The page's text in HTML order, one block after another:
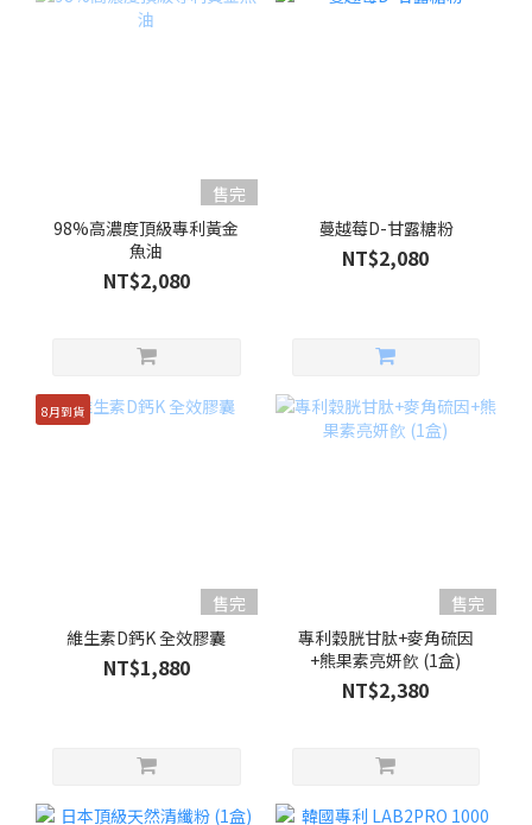
售完
98%高濃度頂級專利黃金
魚油
NT$2,080
蔓越莓D-甘露糖粉
NT$2,080
8月到貨
售完
維生素D鈣K 全效膠囊
NT$1,880
售完
專利穀胱甘肽+麥角硫因
+熊果素亮妍飮 (1盒)
NT$2,380